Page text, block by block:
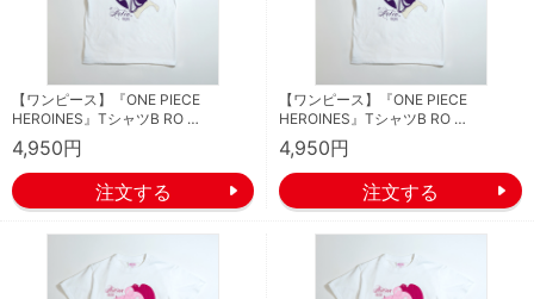
【ワンピース】『ONE PIECE
HEROINES』TシャツB RO …
4,950円
【ワンピース】『ONE PIECE
HEROINES』TシャツB RO …
4,950円